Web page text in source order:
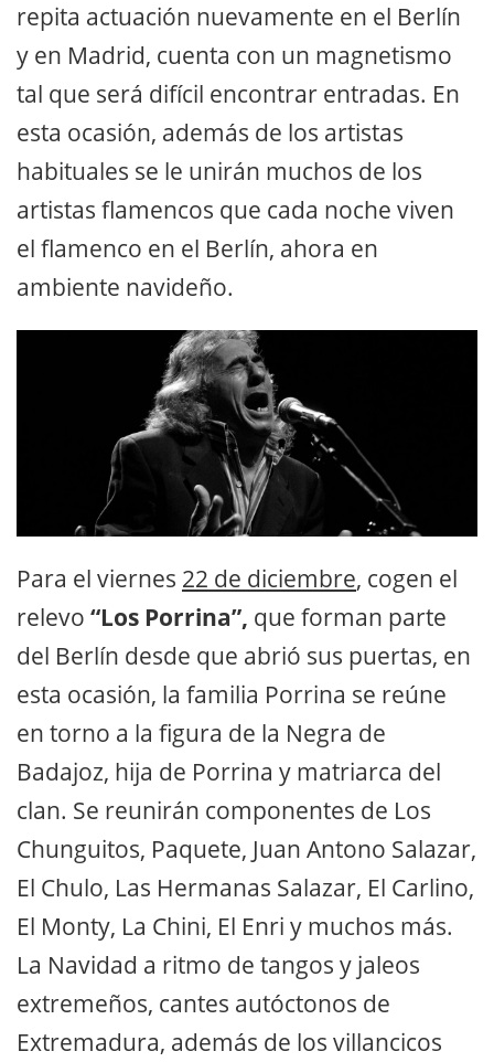
repita actuación nuevamente en el Berlín
y en Madrid, cuenta con un magnetismo
tal que será difícil encontrar entradas. En
esta ocasión, además de los artistas
habituales se le unirán muchos de los
artistas flamencos que cada noche viven
el flamenco en el Berlín, ahora en
ambiente navideño.
Para el viernes 22 de diciembre, cogen el
relevo “Los Porrina”, que forman parte
del Berlín desde que abrió sus puertas, en
esta ocasión, la familia Porrina se reúne
en torno a la figura de la Negra de
Badajoz, hija de Porrina y matriarca del
clan. Se reunirán componentes de Los
Chunguitos, Paquete, Juan Antono Salazar,
El Chulo, Las Hermanas Salazar, El Carlino,
El Monty, La Chini, El Enri y muchos más.
La Navidad a ritmo de tangos y jaleos
extremeños, cantes autóctonos de
Extremadura, además de los villancicos